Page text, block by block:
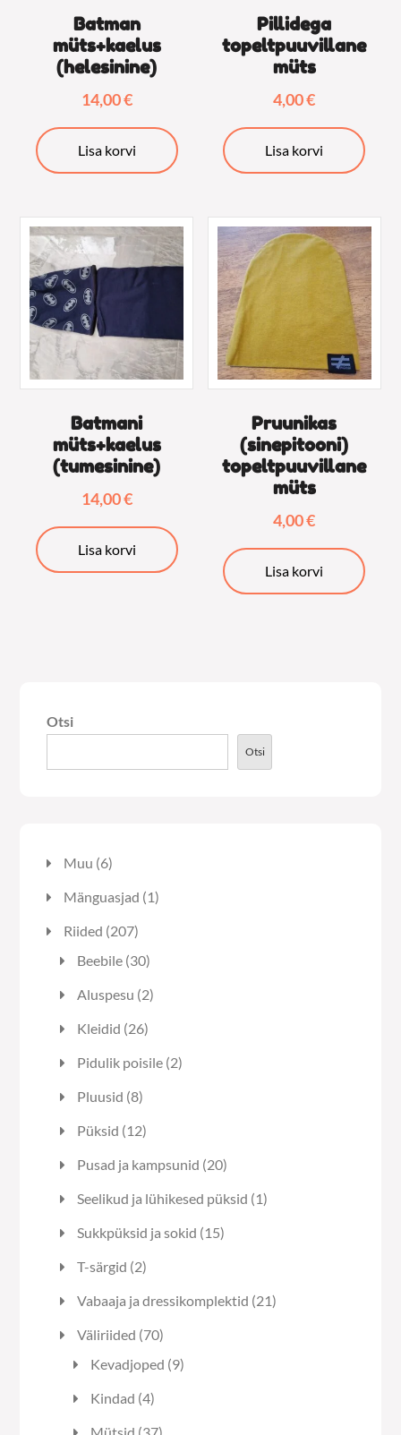
Batman
müts+kaelus
(helesinine)
14,00€
Lisa korvi
Pillidega
topeltpuuvillane
müts
4,00€
Lisa korvi
Batmani
müts+kaelus
(tumesinine)
14,00€
Lisa korvi
Pruunikas
(sinepitooni)
topeltpuuvillane
müts
4,00€
Lisa korvi
Otsi
Otsi
Muu 66
toodet
Mänguasjad 11
Riided 207207
toodet
Beebile 3030
Aluspesu 22
Kleidid 2626
toodet
Pidulik poisile 22
Pluusid 88
Püksid 1212
Pusad ja kampsunid 2020
toodet
Seelikud ja lühikesed püksid 11
Sukkpüksid ja sokid 1515
T-särgid 22
Vabaaja ja dressikomplektid 2121
Väliriided 7070
toodet
Kevadjoped 99
Kindad 44
37